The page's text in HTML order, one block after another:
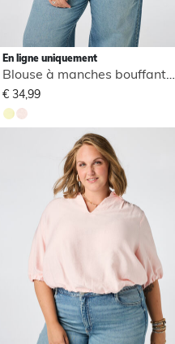
En ligne uniquement
Blouse à manches bouffantes
€ 34,99